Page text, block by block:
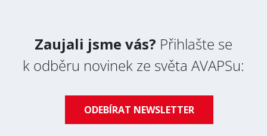
Zaujali jsme vás? Přihlašte se
k odběru novinek ze světa AVAPSu:
ODEBÍRAT NEWSLETTER